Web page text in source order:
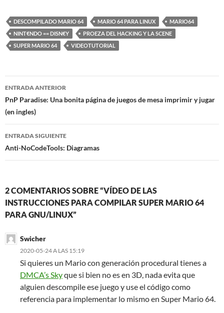
DESCOMPILADO MARIO 64 MARIO 64 PARA LINUX
MARIO64
NINT€NDO == DISN€Y
PROEZA DEL HACKING Y LA SCENE
SUPER MARIO 64
VIDEOTUTORIAL
Navegación
de
entradas
ENTRADA ANTERIOR
PnP Paradise: Una bonita página de juegos de mesa imprimir y jugar
(en ingles)
ENTRADA SIGUIENTE
Anti-NoCodeTools: Diagramas
2 COMENTARIOS SOBRE “VÍDEO DE LAS
INSTRUCCIONES PARA COMPILAR SUPER MARIO 64
PARA GNU/LINUX”
Swicher
2020-05-24 A LAS 15:19
Si quieres un Mario con generación procedural tienes a
DMCA’s Skyque si bien no es en 3D, nada evita que
alguien descompile ese juego y use el código como
referencia para implementar lo mismo en Super Mario 64.